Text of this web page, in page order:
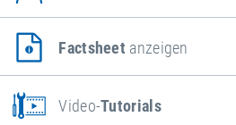
Factsheet anzeigen
Video-Tutorials